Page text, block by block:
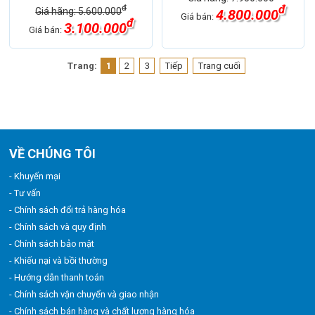
Giá hãng: 5.600.000đ
Giá bán: 3.100.000đ
Giá bán:4.800.000đ
Trang: 1 2 3 Tiếp Trang cuối
VỀ CHÚNG TÔI
- Khuyến mại
- Tư vấn
- Chính sách đổi trả hàng hóa
- Chính sách và quy định
- Chính sách bảo mật
- Khiếu nại và bồi thường
- Hướng dẫn thanh toán
- Chính sách vận chuyển và giao nhận
- Chính sách bán hàng và chất lượng hàng hóa